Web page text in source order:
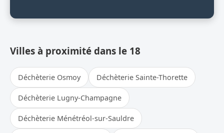
Villes à proximité dans le 18
Déchèterie Osmoy Déchèterie Sainte-Thorette
Déchèterie Lugny-Champagne
Déchèterie Ménétréol-sur-Sauldre